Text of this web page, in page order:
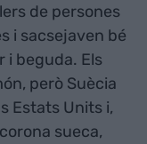
de persones
i sacsejaven bé
i beguda. Els
però Suècia
Estats Units i,
sueca,